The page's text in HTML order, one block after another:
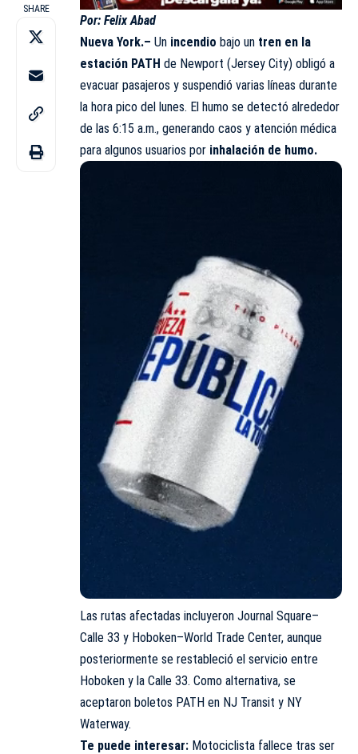
SHARE
Por: Felix Abad
Nueva York.– Un incendio bajo un tren en la
estación PATH de Newport (Jersey City) obligó a
evacuar pasajeros y suspendió varias líneas durante
la hora pico del lunes. El humo se detectó alrededor
de las 6:15 a.m., generando caos y atención médica
para algunos usuarios por inhalación de humo.
Las rutas afectadas incluyeron Journal Square–
Calle 33 y Hoboken–World Trade Center, aunque
posteriormente se restableció el servicio entre
Hoboken y la Calle 33. Como alternativa, se
aceptaron boletos PATH en NJ Transit y NY
Waterway.
Te puede interesar: Motociclista fallece tras ser